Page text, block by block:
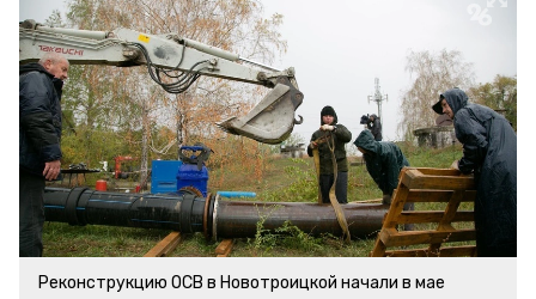
Реконструкцию ОСВ в Новотроицкой начали в мае